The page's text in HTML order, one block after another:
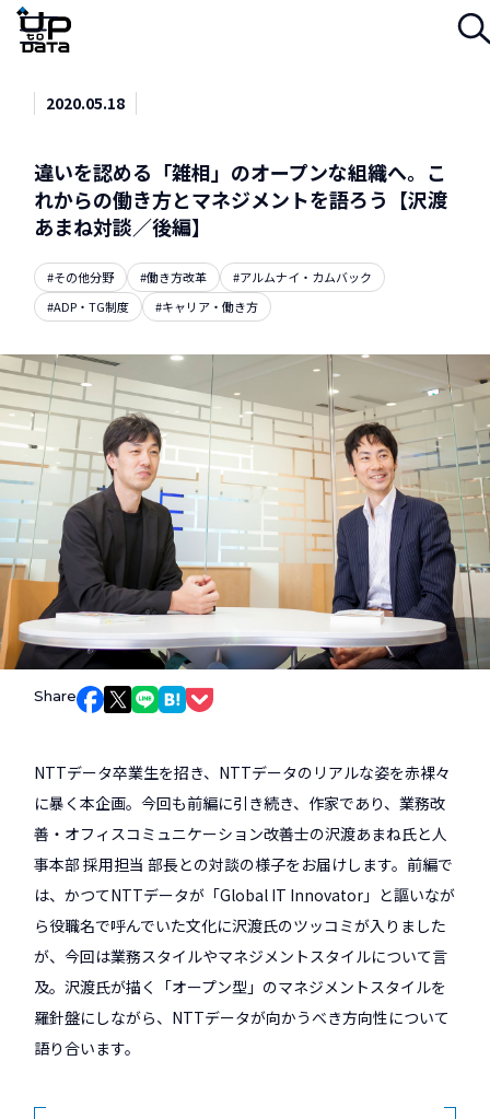
Menu
2020.05.18
違いを認める「雑相」のオープンな組織へ。こ
れからの働き方とマネジメントを語ろう【沢渡
あまね対談／後編】
#その他分野 #働き方改革
#アルムナイ・カムバック
#ADP・TG制度
#キャリア・働き方
Share Facebookでシェア
Xでシェア
LINEでシェア
はてなブックマークでシェア
NTTデータ卒業生を招き、NTTデータのリアルな姿を赤裸々
に暴く本企画。今回も前編に引き続き、作家であり、業務改
善・オフィスコミュニケーション改善士の沢渡あまね氏と人
事本部 採用担当 部長との対談の様子をお届けします。前編で
は、かつてNTTデータが「Global IT Innovator」と謳いなが
ら役職名で呼んでいた文化に沢渡氏のツッコミが入りました
が、今回は業務スタイルやマネジメントスタイルについて言
及。沢渡氏が描く「オープン型」のマネジメントスタイルを
羅針盤にしながら、NTTデータが向かうべき方向性について
語り合います。